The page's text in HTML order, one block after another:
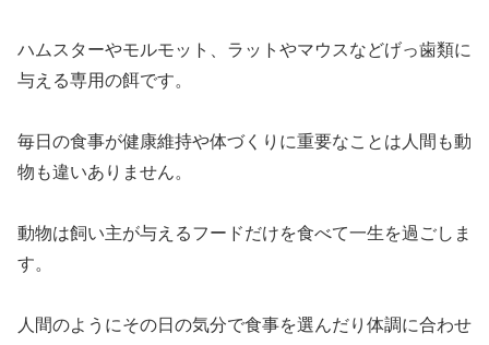
ハムスターやモルモット、ラットやマウスなどげっ歯類に
与える専用の餌です。
毎日の食事が健康維持や体づくりに重要なことは人間も動
物も違いありません。
動物は飼い主が与えるフードだけを食べて一生を過ごしま
す。
人間のようにその日の気分で食事を選んだり体調に合わせ